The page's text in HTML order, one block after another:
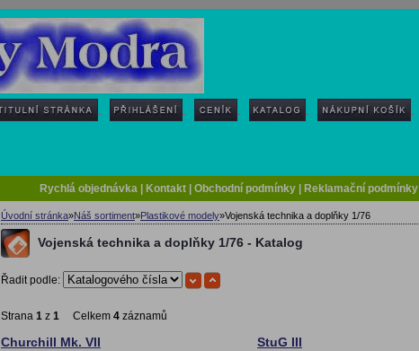
Rychlá objednávka Kontakt Obchodní podmínky Reklamační podmínky
Úvodní stránka»Náš sortiment»Plastikové modely»Vojenská technika a doplňky 1/76
Vojenská technika a doplňky 1/76 - Katalog
Řadit podle:
Strana 1 z 1 Celkem 4 záznamů
Churchill Mk. VII StuG III